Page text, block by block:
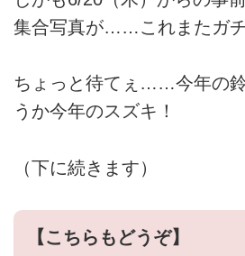
集合写真が……これまたガ
ちょっと待てぇ……今年の
うか今年のスズキ！
（下に続きます）
【こちらもどうぞ】